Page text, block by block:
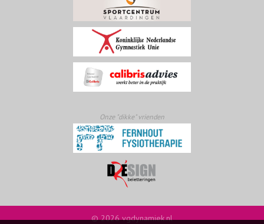
Onze "dikke" vrienden
© 2026 vgdynamiek.nl